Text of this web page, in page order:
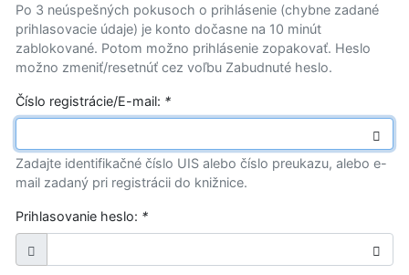
Po 3 neúspešných pokusoch o prihlásenie (chybne zadané
prihlasovacie údaje) je konto dočasne na 10 minút
zablokované. Potom možno prihlásenie zopakovať. Heslo
možno zmeniť/resetnúť cez voľbu Zabudnuté heslo.
Číslo registrácie/E-mail: *
Zadajte identifikačné číslo UIS alebo číslo preukazu, alebo e-
mail zadaný pri registrácii do knižnice.
Prihlasovanie heslo: *